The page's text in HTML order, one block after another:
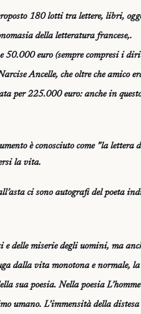
180 lotti tra lettere, libri,
della letteratura francese,.
50.000 euro (sempre compresi i
Ancelle, che oltre che amico
per 225.000 euro: anche in
è conosciuto come ”la lettera
la vita.
ci sono autografi del poeta
delle miserie degli uomini, ma
dalla vita monotona e normale, la
sua poesia. Nella poesia
umano. L’immensità della